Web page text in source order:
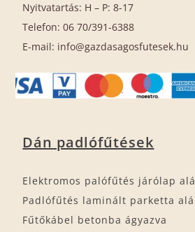
Nyitvatartás: H – P: 8-17
Telefon: 06 70/391-6388
E-mail: info@gazdasagosfutesek.hu
Dán padlófűtések
Elektromos palófűtés járólap alá
Padlófűtés laminált parketta alá
Fűtőkábel betonba ágyazva